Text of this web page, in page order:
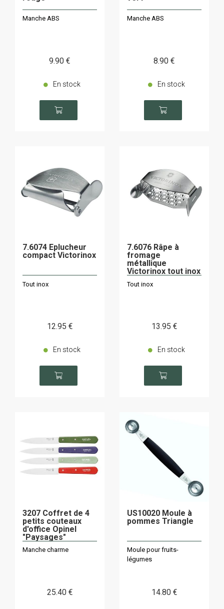
Manche ABS
9.90 €
En stock
Manche ABS
8.90 €
En stock
7.6074 Eplucheur
compact Victorinox
Tout inox
12.95 €
En stock
7.6076 Râpe à
fromage
métallique
Victorinox tout inox
Tout inox
13.95 €
En stock
3207 Coffret de 4
petits couteaux
d'office Opinel
"Paysages"
Manche charme
25.40 €
US10020 Moule à
pommes Triangle
Moule pour fruits-
légumes
14.80 €